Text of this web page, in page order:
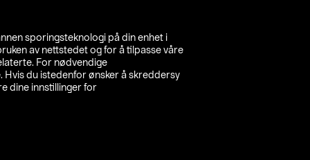
sporingsteknologi på din enhet i
av nettstedet og for å tilpasse våre
For nødvendige
Hvis du istedenfor ønsker å skreddersy
dine innstillinger for